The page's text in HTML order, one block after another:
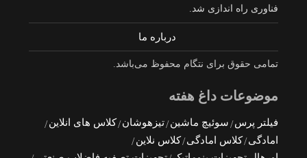
فناوری راه اندازی شد.
درباره ما
تمامی حقوق برای نتگام محفوظ می‌باشد.
موضوعات داغ هفته
فیلتر پرس سوئیچ ماشین تیزهوشان کلاس های انلاین
امادگی کلاس امادگی کلاس نلاین